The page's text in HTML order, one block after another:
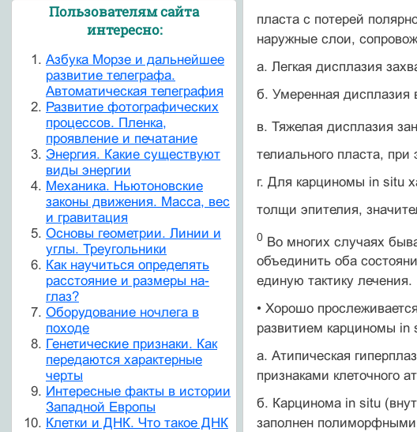
пласта с потерей
наружные слои,
а. Легкая дисплазия
б. Умеренная дисплазия
в. Тяжелая дисплазия
телиального пласта,
г. Для карциномы in situ
толщи эпителия,
0Во многих случаях
объединить оба
единую такти­ку лечения.
• Хорошо
развитием карциномы in
а. Атипическая
признаками клеточного
б. Карцинома in situ
заполнен
Пользователям сайта
интересно:
Азбука Морзе и дальнейшее
развитие телеграфа.
Автоматическая телеграфия
Развитие фотографических
процессов. Пленка,
проявление и печатание
Энергия. Какие существуют
виды энергии
Механика. Ньютоновские
законы движения. Масса, вес
и гравитация
Основы геометрии. Линии и
углы. Треугольники
Как научиться определять
расстояние и размеры на-
глаз?
Оборудование ночлега в
походе
Генетические признаки. Как
передаются характерные
черты
Интересные факты в истории
Западной Европы
Клетки и ДНК. Что такое ДНК